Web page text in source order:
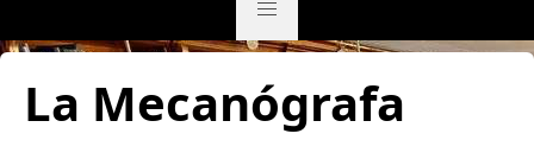
La Mecanógrafa